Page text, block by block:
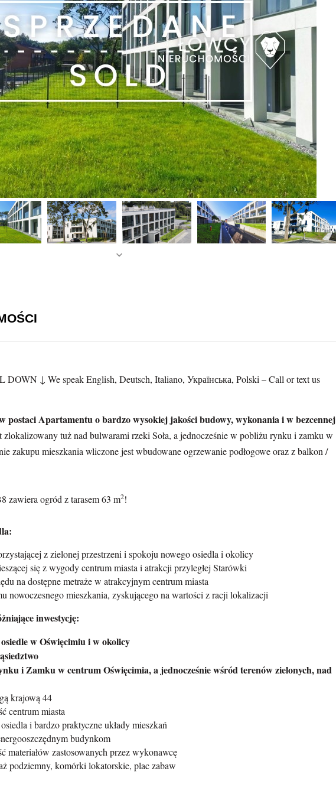
DOWN ↓ We speak English, Deutsch, Italiano, Українська, Polski – Call or text us
postaci Apartamentu o bardzo wysokiej jakości budowy, wykonania i w bezcennej
zlokalizowany tuż nad bulwarami rzeki Soła, a jednocześnie w pobliżu rynku i zamku w
zakupu mieszkania wliczone jest wbudowane ogrzewanie podłogowe oraz z balkon /
zawiera ogród z tarasem 63 m2!
z zielonej przestrzeni i spokoju nowego osiedla i okolicy
się z wygody centrum miasta i atrakcji przyległej Starówki
na dostępne metraże w atrakcyjnym centrum miasta
nowoczesnego mieszkania, zyskującego na wartości z racji lokalizacji
inwestycję:
w Oświęcimiu i w okolicy
i Zamku w centrum Oświęcimia, a jednocześnie wśród terenów zielonych, nad
krajową 44
centrum miasta
i bardzo praktyczne układy mieszkań
budynkom
materiałów zastosowanych przez wykonawcę
podziemny, komórki lokatorskie, plac zabaw